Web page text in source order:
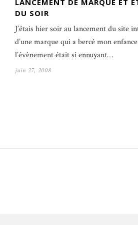
LANCEMENT DE MARQUE ET
DU SOIR
J’étais hier soir au lancement du site
d’une marque qui a bercé mon
l’évènement était si ennuyant…
juin 27, 2008